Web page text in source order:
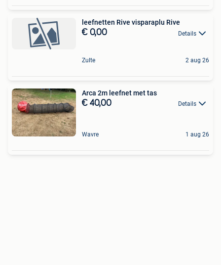
leefnetten Rive visparaplu Rive
€ 0,00 Details
Zulte 2 aug 26
Arca 2m leefnet met tas
€ 40,00 Details
Wavre 1 aug 26